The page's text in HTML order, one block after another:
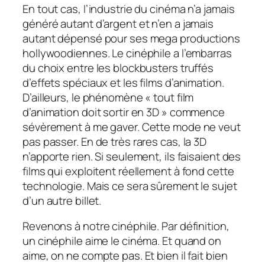
En tout cas, l’industrie du cinéma n’a jamais
généré autant d’argent et n’en a jamais
autant dépensé pour ses mega productions
hollywoodiennes. Le cinéphile a l’embarras
du choix entre les blockbusters truffés
d’effets spéciaux et les films d’animation.
D’ailleurs, le phénomène « tout film
d’animation doit sortir en 3D » commence
sévèrement à me gaver. Cette mode ne veut
pas passer. En de très rares cas, la 3D
n’apporte rien. Si seulement, ils faisaient des
films qui exploitent réellement à fond cette
technologie. Mais ce sera sûrement le sujet
d’un autre billet.
Revenons à notre cinéphile. Par définition,
un cinéphile aime le cinéma. Et quand on
aime, on ne compte pas. Et bien il fait bien